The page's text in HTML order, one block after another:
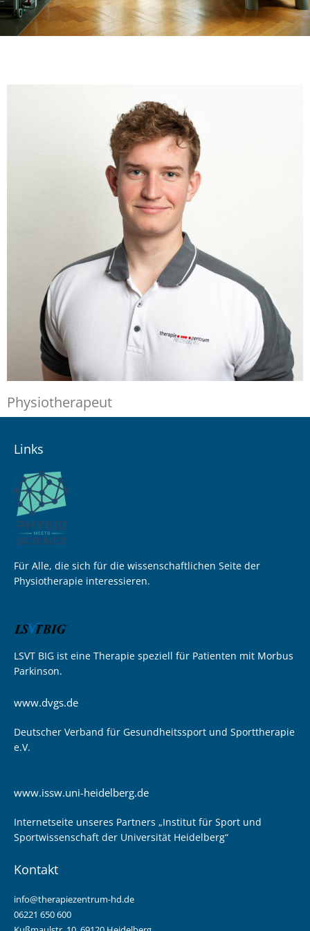
Physiotherapeut
Links
Für Alle, die sich für die wissenschaftlichen Seite der
Physiotherapie interessieren.
LSVT BIG ist eine Therapie speziell für Patienten mit Morbus
Parkinson.
www.dvgs.de
Deutscher Verband für Gesundheitssport und Sporttherapie
e.V.
www.issw.uni-heidelberg.de
Internetseite unseres Partners „Institut für Sport und
Sportwissenschaft der Universität Heidelberg“
Kontakt
info@therapiezentrum-hd.de
06221 650 600